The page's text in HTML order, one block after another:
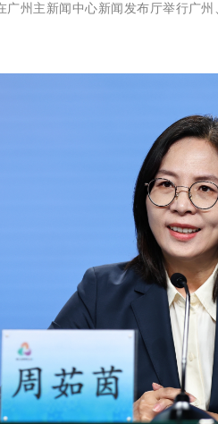
广州主新闻中心新闻发布厅举行广